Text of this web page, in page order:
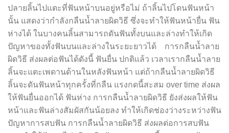
ปลายลิ้นไปแตะที่ฟันหน้าบนอยู่หรือไม่ ถ้าลิ้นไปโดนฟันหน้า
นั้น แสดงว่ากำลังกลืนน้ำลายผิดวิธี ซึ่งจะทำให้ฟันหน้ายื่น ฟัน
ห่างได้ ในบางคนลิ้นสามารถดันฟันทั้งบนและล่างทำให้เกิด
ปัญหาของทั้งฟันบนและล่างในระยะยาวได้ การกลืนน้ำลาย
ผิดวิธี ส่งผลต่อฟันได้ดังนี้ ฟันยื่น ปกติแล้ว เวลาเรากลืนน้ำลาย
ลิ้นจะแตะเพดานด้านในหลังฟันหน้า แต่ถ้ากลืนน้ำลายผิดวิธี
ลิ้นจะดันฟันหน้าทุกครั้งที่กลืน แรงกดนี้สะสม over time ส่งผล
ให้ฟันยื่นออกได้ ฟันห่าง การกลืนน้ำลายผิดวิธี ยังส่งผลให้ฟัน
หน้าและฟันล่างสัมผัสกันน้อยลง ทำให้เกิดช่องว่างระหว่างฟัน
ปัญหาการสบฟัน การกลืนน้ำลายผิดวิธี ส่งผลต่อการสบฟัน